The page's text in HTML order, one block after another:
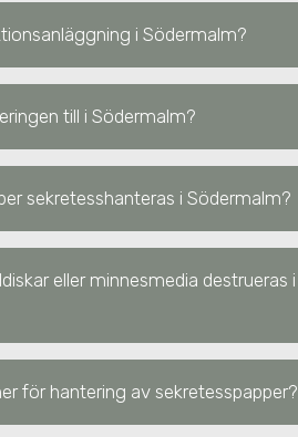
i Södermalm?
till i Södermalm?
sekretesshanteras i Södermalm?
eller minnesmedia destrueras i
för hantering av sekretesspapper?